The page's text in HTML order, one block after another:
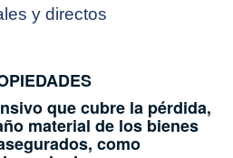
y directos
que cubre la pérdida,
material de los bienes
como